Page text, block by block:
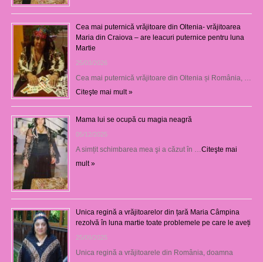
Cea mai puternică vrăjitoare din Oltenia- vrăjitoarea
Maria din Craiova – are leacuri puternice pentru luna
Martie
25/03/2026
Cea mai puternică vrăjitoare din Oltenia și România, …
Citeşte mai mult »
Mama lui se ocupă cu magia neagră
05/12/2025
A simțit schimbarea mea şi a căzut în … Citeşte mai
mult »
Unica regină a vrăjitoarelor din țară Maria Câmpina
rezolvă în luna martie toate problemele pe care le aveți
25/09/2025
Unica regină a vrăjitoarele din România, doamna